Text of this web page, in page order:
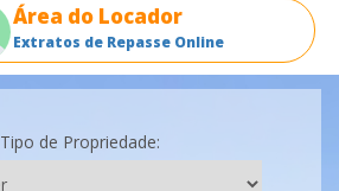
Área do Locador
Extratos de Repasse Online
Tipo de Propriedade: